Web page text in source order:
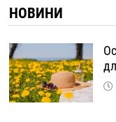
НОВИНИ